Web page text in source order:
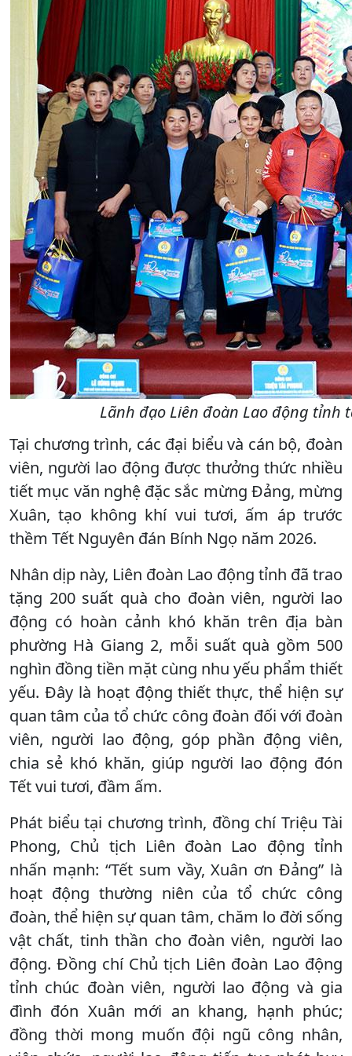
Lãnh đạo Liên đoàn Lao động
Tại chương trình, các đại biểu và cán bộ, đoàn
viên, người lao động được thưởng thức nhiều
tiết mục văn nghệ đặc sắc mừng Đảng, mừng
Xuân, tạo không khí vui tươi, ấm áp trước
thềm Tết Nguyên đán Bính Ngọ năm 2026.
Nhân dịp này, Liên đoàn Lao động tỉnh đã trao
tặng 200 suất quà cho đoàn viên, người lao
động có hoàn cảnh khó khăn trên địa bàn
phường Hà Giang 2, mỗi suất quà gồm 500
nghìn đồng tiền mặt cùng nhu yếu phẩm thiết
yếu. Đây là hoạt động thiết thực, thể hiện sự
quan tâm của tổ chức công đoàn đối với đoàn
viên, người lao động, góp phần động viên,
chia sẻ khó khăn, giúp người lao động đón
Tết vui tươi, đầm ấm.
Phát biểu tại chương trình, đồng chí Triệu Tài
Phong, Chủ tịch Liên đoàn Lao động tỉnh
nhấn mạnh: “Tết sum vầy, Xuân ơn Đảng” là
hoạt động thường niên của tổ chức công
đoàn, thể hiện sự quan tâm, chăm lo đời sống
vật chất, tinh thần cho đoàn viên, người lao
động. Đồng chí Chủ tịch Liên đoàn Lao động
tỉnh chúc đoàn viên, người lao động và gia
đình đón Xuân mới an khang, hạnh phúc;
đồng thời mong muốn đội ngũ công nhân,